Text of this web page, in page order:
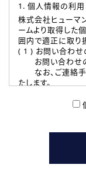
1. 個人情報の利用
株式会社ヒューマ
ームより取得した
囲内で適正に取り
( 1 ) お問い合わせ
お問い合わせの
なお、ご連絡手
たします。
本登録に関する
たします。
( 3 ) スタッフ派遣
お問い合わせの
なお、ご連絡手